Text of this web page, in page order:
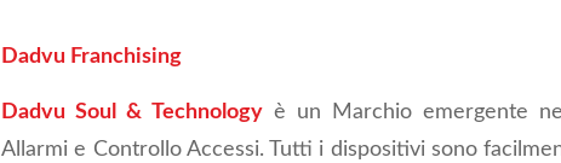
Dadvu Franchising
Dadvu Soul & Technologyè un Marchio emergente
Allarmi e Controllo Accessi. Tutti i dispositivi sono